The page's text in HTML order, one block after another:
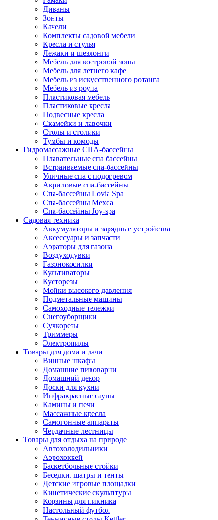
Диваны
Зонты
Качели
Комплекты садовой мебели
Кресла и стулья
Лежаки и шезлонги
Мебель для костровой зоны
Мебель для летнего кафе
Мебель из искусственного ротанга
Мебель из роупа
Пластиковая мебель
Пластиковые кресла
Подвесные кресла
Скамейки и лавочки
Столы и столики
Тумбы и комоды
Гидромассажные СПА-бассейны
Плавательные спа бассейны
Встраиваемые спа-бассейны
Уличные спа с подогревом
Акриловые спа-бассейны
Спа-бассейны Lovia Spa
Спа-бассейны Mexda
Спа-бассейны Joy-spa
Садовая техника
Аккумуляторы и зарядные устройства
Аксессуары и запчасти
Аэраторы для газона
Воздуходувки
Газонокосилки
Культиваторы
Кусторезы
Мойки высокого давления
Подметальные машины
Самоходные тележки
Снегоуборщики
Сучкорезы
Триммеры
Электропилы
Товары для дома и дачи
Винные шкафы
Домашние пивоварни
Домашний декор
Доски для кухни
Инфракрасные сауны
Камины и печи
Массажные кресла
Самогонные аппараты
Чердачные лестницы
Товары для отдыха на природе
Автохолодильники
Аэрохоккей
Баскетбольные стойки
Беседки, шатры и тенты
Детские игровые площадки
Кинетические скульптуры
Корзины для пикника
Настольный футбол